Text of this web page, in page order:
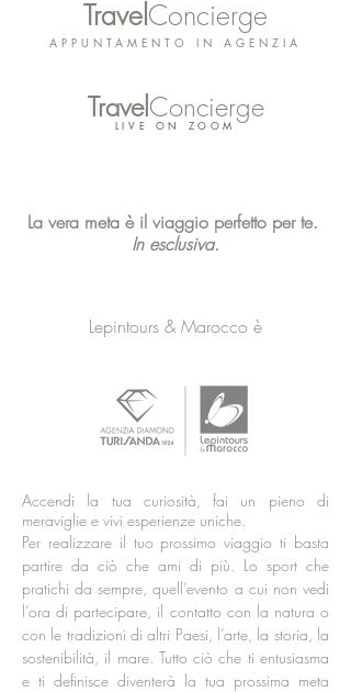
TravelConcierge
APPUNTAMENTO IN AGENZIA
TravelConcierge
LIVE ON ZOOM
La vera meta è il viaggio perfetto per te.
In esclusiva.
Lepintours & Marocco è
Accendi la tua curiosità, fai un pieno di
meraviglie e vivi esperienze uniche.
Per realizzare il tuo prossimo viaggio ti basta
partire da ciò che ami di più. Lo sport che
pratichi da sempre, quell’evento a cui non vedi
l’ora di partecipare, il contatto con la natura o
con le tradizioni di altri Paesi, l’arte, la storia, la
sostenibilità, il mare. Tutto ciò che ti entusiasma
e ti definisce diventerà la tua prossima meta